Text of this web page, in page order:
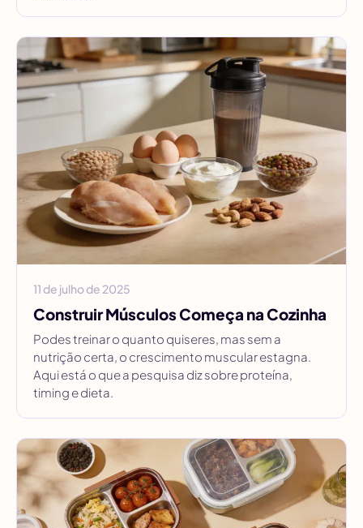
11 de julho de 2025
Construir Músculos Começa na Cozinha
Podes treinar o quanto quiseres, mas sem a
nutrição certa, o crescimento muscular estagna.
Aqui está o que a pesquisa diz sobre proteína,
timing e dieta.